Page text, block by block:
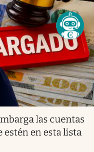
las cuentas
estén en esta lista